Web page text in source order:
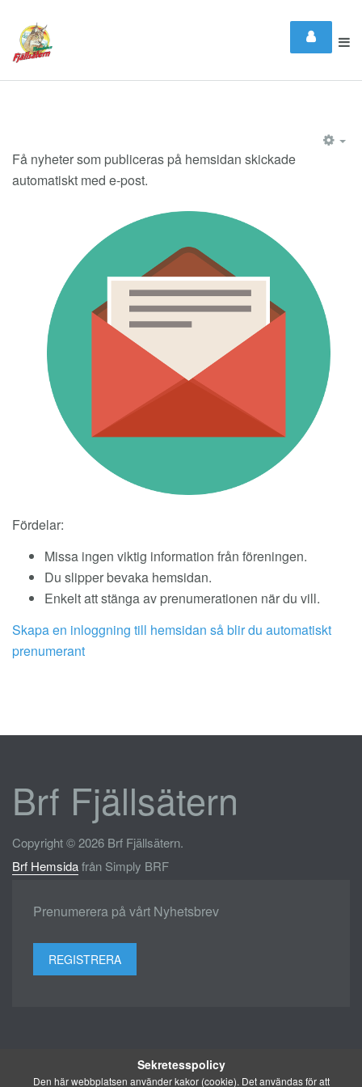
Få nyheter som publiceras på hemsidan skickade
automatiskt med e-post.
Fördelar:
Missa ingen viktig information från föreningen.
Du slipper bevaka hemsidan.
Enkelt att stänga av prenumerationen när du vill.
Skapa en inloggning till hemsidan så blir du automatiskt
prenumerant
Brf Fjällsätern
Copyright © 2026 Brf Fjällsätern.
Brf Hemsidafrån Simply BRF
Prenumerera på vårt Nyhetsbrev
REGISTRERA
Sekretesspolicy
Den här webbplatsen använder kakor (cookie). Det användas för att